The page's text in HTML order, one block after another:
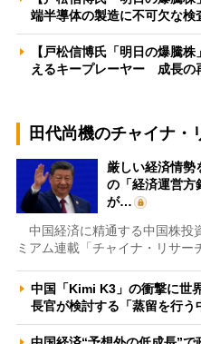
端半導体の製造に不可欠な
【戸松信博氏「明日の爆騰
えるキープレーヤー 成長
田代尚機のチャイナ・
厳しい経済情勢
の「経済運営
が…
中国経済に精通する中国株投
ミアム連載「チャイナ・リサー
中国「Kimi K3」の衝撃に世
長官が検討する「蒸留を行